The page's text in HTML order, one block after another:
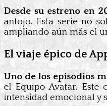
Desde su estreno en
antojo. Esta serie no
ampliando aún más el
El viaje épico de
Uno de los episodios
el Equipo Avatar.
intensidad emocional y